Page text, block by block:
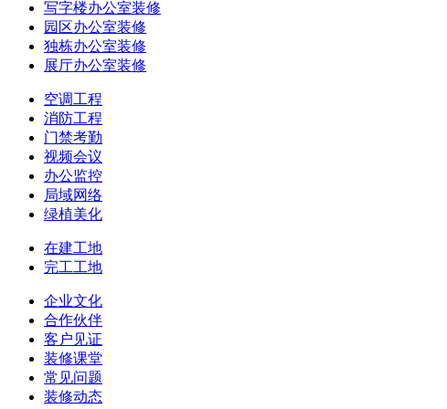
写字楼办公室装修
园区办公室装修
独栋办公室装修
展厅办公室装修
空调工程
消防工程
门禁考勤
视频会议
办公监控
局域网络
绿植美化
在建工地
完工工地
企业文化
合作伙伴
客户见证
装修课堂
常见问题
装修动态